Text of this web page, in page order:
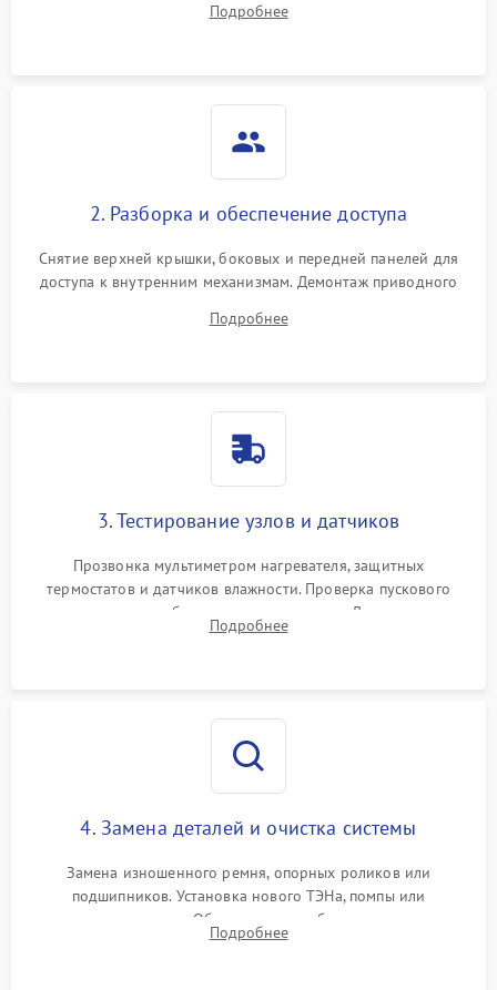
неисправностях (не сушит, не крутит барабан, сильно шумит
Подробнее
2. Разборка и обеспечение доступа
Снятие верхней крышки, боковых и передней панелей для
доступа к внутренним механизмам. Демонтаж приводного
Обеспечение свободного доступа к ТЭНу, компрессору,
Подробнее
3. Тестирование узлов и датчиков
Прозвонка мультиметром нагревателя, защитных
термостатов и датчиков влажности. Проверка пускового
конденсатора, обмоток мотора и помпы. Для машин с
тепловым насосом — диагностика работы компрессора и
Подробнее
4. Замена деталей и очистка системы
Замена изношенного ремня, опорных роликов или
подшипников. Установка нового ТЭНа, помпы или
термодатчиков. Обязательная глубокая очистка
конденсатора, крыльчатки вентилятора и воздуховодов от
Подробнее